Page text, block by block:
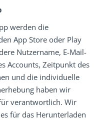
werden die
App Store oder Play
Nutzername, E-Mail-
Accounts, Zeitpunkt des
und die individuelle
haben wir
verantwortlich. Wir
für das Herunterladen